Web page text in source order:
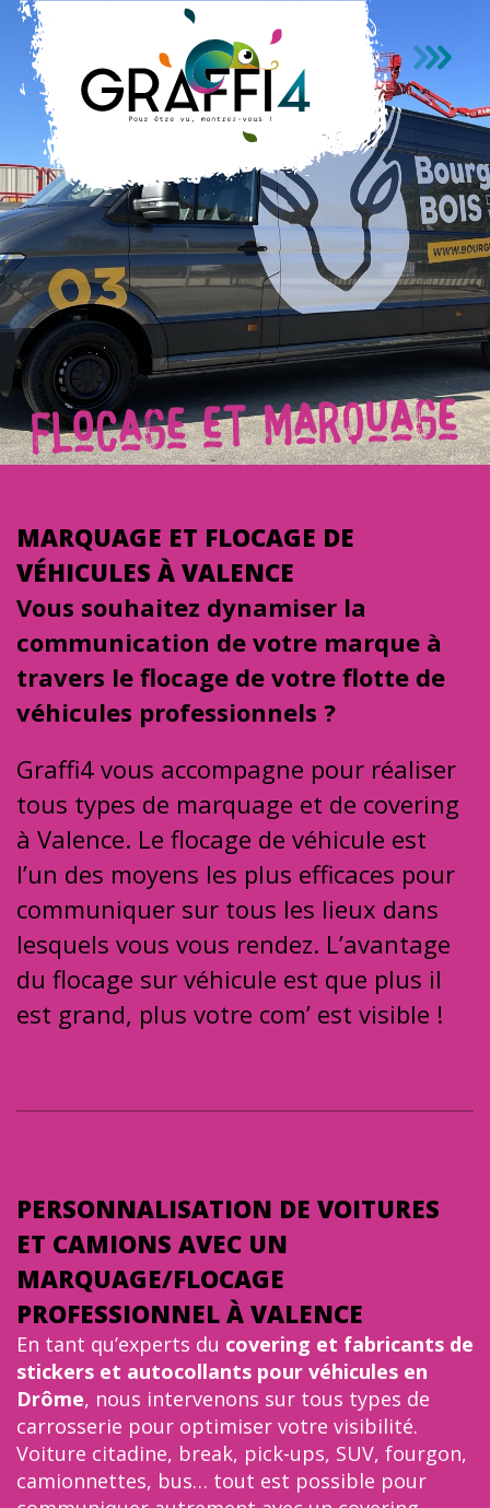
Passer au contenu principal
Flocage et marquage
MARQUAGE ET FLOCAGE DE
VÉHICULES À VALENCE
Vous souhaitez dynamiser la
communication de votre marque à
travers le flocage de votre flotte de
véhicules professionnels ?
Graffi4 vous accompagne pour réaliser
tous types de marquage et de covering
à Valence. Le flocage de véhicule est
l’un des moyens les plus efficaces pour
communiquer sur tous les lieux dans
lesquels vous vous rendez. L’avantage
du flocage sur véhicule est que plus il
est grand, plus votre com’ est visible !
PERSONNALISATION DE VOITURES
ET CAMIONS AVEC UN
MARQUAGE/FLOCAGE
PROFESSIONNEL À VALENCE
En tant qu’experts du covering et fabricants de
stickers et autocollants pour véhicules en
Drôme, nous intervenons sur tous types de
carrosserie pour optimiser votre visibilité.
Voiture citadine, break, pick-ups, SUV, fourgon,
camionnettes, bus… tout est possible pour